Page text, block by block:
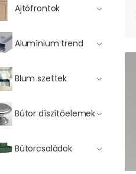
Ajtófrontok
Alumínium trend
Blum szettek
Bútor díszítőelemek
Bútorcsaládok